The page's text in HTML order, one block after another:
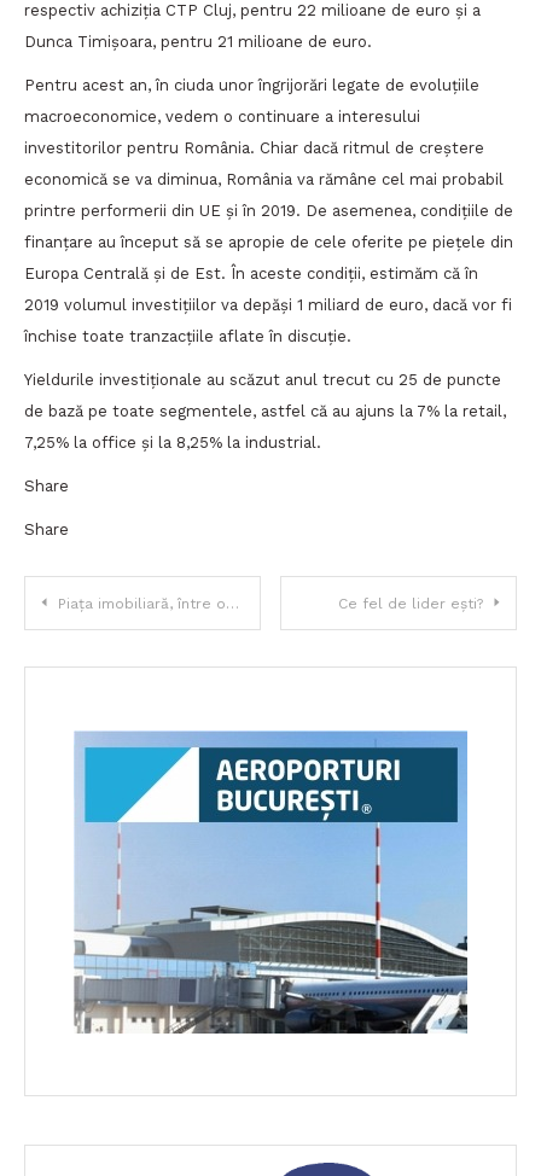
respectiv achiziția CTP Cluj, pentru 22 milioane de euro și a
Dunca Timișoara, pentru 21 milioane de euro.
Pentru acest an, în ciuda unor îngrijorări legate de evoluțiile
macroeconomice, vedem o continuare a interesului
investitorilor pentru România. Chiar dacă ritmul de creștere
economică se va diminua, România va rămâne cel mai probabil
printre performerii din UE și în 2019. De asemenea, condițiile de
finanțare au început să se apropie de cele oferite pe piețele din
Europa Centrală și de Est. În aceste condiții, estimăm că în
2019 volumul investițiilor va depăși 1 miliard de euro, dacă vor fi
închise toate tranzacțiile aflate în discuție.
Yieldurile investiționale au scăzut anul trecut cu 25 de puncte
de bază pe toate segmentele, astfel că au ajuns la 7% la retail,
7,25% la office și la 8,25% la industrial.
Share
Share
Navigare
în
Piața imobiliară, între oportunități și amenințări în 2019 Ce fel de lider ești?